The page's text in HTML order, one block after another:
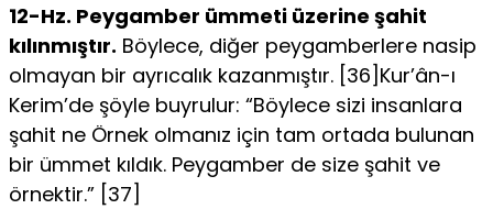
12-Hz. Peygamber ümmeti üzerine şahit
kılınmıştır. Böylece, diğer peygamberlere nasip
olmayan bir ayrıcalık kazanmış­tır. [36]Kur’ân-ı
Kerim’de şöyle buyrulur: “Böylece sizi insanlara
şahit ne Örnek olmanız için tam ortada bulunan
bir ümmet kıldık. Peygam­ber de size şahit ve
örnektir.” [37]